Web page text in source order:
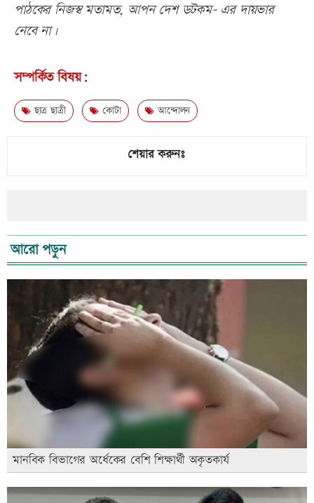
পাঠকের নিজস্ব মতামত, আপন দেশ ডটকম- এর দায়ভার
নেবে না।
সম্পর্কিত বিষয়:
ছাত্র ছাত্রী কোটা আন্দোলন
শেয়ার করুনঃ
আরো পড়ুন
মানবিক বিভাগের অর্ধেকের বেশি শিক্ষার্থী অকৃতকার্য